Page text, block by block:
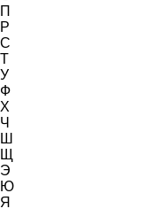
П
Р
С
Т
У
Ф
Х
Ч
Ш
Щ
Э
Ю
Я